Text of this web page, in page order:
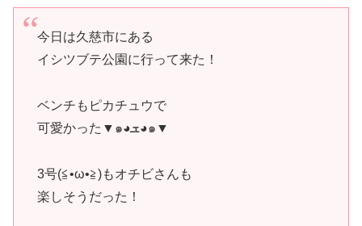
今日は久慈市にある
イシツブテ公園に行って来た！
ベンチもピカチュウで
可愛かった▼๑◕ܫ◕๑▼
3号(≦•ω•≧)もオチビさんも
楽しそうだった！